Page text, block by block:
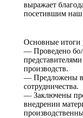
выражает
посетившим наш
Основные итоги
— Проведено
производств.
— Предложены
сотрудничества.
— Заключены
внедрении